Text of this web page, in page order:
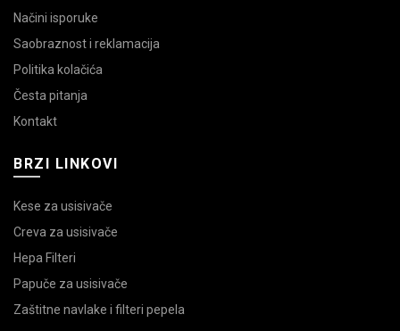
Načini isporuke
Saobraznost i reklamacija
Politika kolačića
Česta pitanja
Kontakt
BRZI LINKOVI
Kese za usisivače
Creva za usisivače
Hepa Filteri
Papuče za usisivače
Zaštitne navlake i filteri pepela